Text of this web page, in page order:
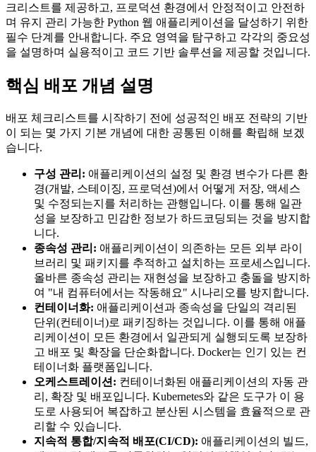
크리스트를 제공하고, 프로덕션 환경에서 안정적이고 안전하
며 유지 관리 가능한 Python 웹 애플리케이션을 달성하기 위한
필수 단계를 안내합니다. 주요 영역을 탐구하고 각각의 중요성
을 설명하며 실용적이고 코드 기반 솔루션을 제공할 것입니다.
핵심 배포 개념 설명
배포 체크리스트를 시작하기 전에 성공적인 배포 전략의 기반
이 되는 몇 가지 기본 개념에 대한 공통된 이해를 확립해 보겠
습니다.
구성 관리: 애플리케이션의 설정 및 환경 변수가 다른 환
경(개발, 스테이징, 프로덕션)에서 어떻게 저장, 액세스
및 수정되는지를 처리하는 관행입니다. 이를 통해 일관
성을 보장하고 민감한 정보가 하드코딩되는 것을 방지합
니다.
종속성 관리: 애플리케이션이 의존하는 모든 외부 라이
브러리 및 패키지를 추적하고 설치하는 프로세스입니다.
올바른 종속성 관리는 재현성을 보장하고 충돌을 방지하
여 "내 컴퓨터에서는 작동해요" 시나리오를 방지합니다.
컨테이너화: 애플리케이션과 종속성을 단일의 격리된
단위(컨테이너)로 패키징하는 것입니다. 이를 통해 애플
리케이션이 모든 환경에서 일관되게 실행되도록 보장하
고 배포 및 확장을 단순화합니다. Docker는 인기 있는 컨
테이너화 플랫폼입니다.
오케스트레이션: 컨테이너화된 애플리케이션의 자동 관
리, 확장 및 배포입니다. Kubernetes와 같은 도구가 이 용
도로 사용되어 복잡하고 분산된 시스템을 효율적으로 관
리할 수 있습니다.
지속적 통합/지속적 배포(CI/CD): 애플리케이션의 빌드,